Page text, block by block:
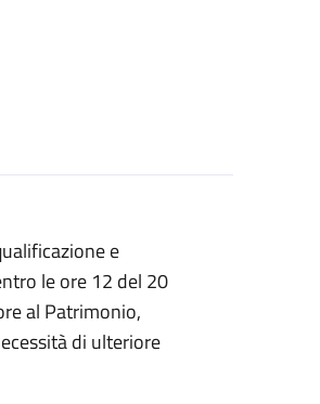
e
le ore 12 del 20
al Patrimonio,
di ulteriore